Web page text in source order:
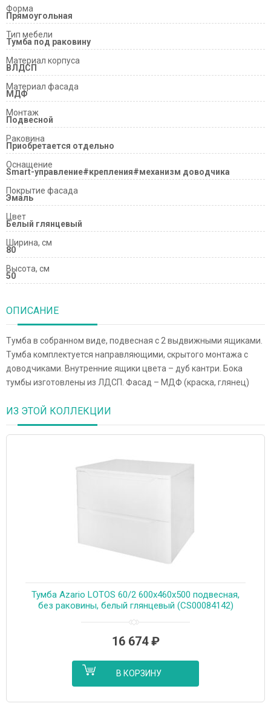
Форма
Прямоугольная
Тип мебели
Тумба под раковину
Материал корпуса
ВЛДСП
Материал фасада
МДФ
Монтаж
Подвесной
Раковина
Приобретается отдельно
Оснащение
Smart-управление#крепления#механизм доводчика
Покрытие фасада
Эмаль
Цвет
Белый глянцевый
Ширина, см
80
Высота, см
50
ОПИСАНИЕ
Тумба в собранном виде, подвесная с 2 выдвижными ящиками.
Тумба комплектуется направляющими, скрытого монтажа с
доводчиками. Внутренние ящики цвета – дуб кантри. Бока
тумбы изготовлены из ЛДСП. Фасад – МДФ (краска, глянец)
ИЗ ЭТОЙ КОЛЛЕКЦИИ
Тумба Azario LOTOS 60/2 600х460х500 подвесная,
без раковины, белый глянцевый (CS00084142)
16 674₽
В КОРЗИНУ